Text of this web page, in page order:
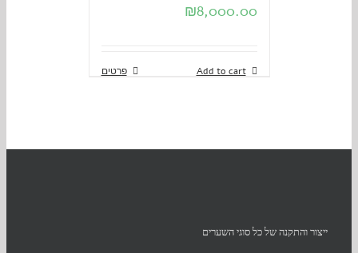
₪8,000.00
Add to cart פרטים
ייצור והתקנה של כל סוגי השערים‏